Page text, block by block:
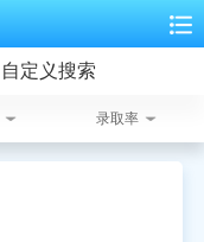
自定义搜索
录取率